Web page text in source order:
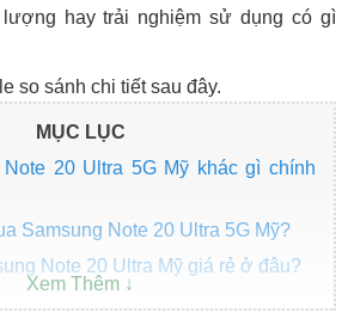
hay trải nghiệm sử dụng có gì
so sánh chi tiết sau đây.
MỤC LỤC
Note 20 Ultra 5G Mỹ khác gì chính
Samsung Note 20 Ultra 5G Mỹ?
Note 20 Ultra Mỹ giá rẻ ở đâu?